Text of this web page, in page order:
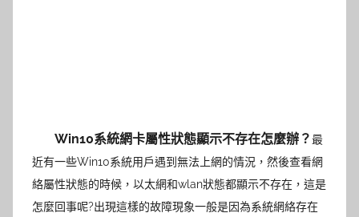
Win10系統網卡屬性狀態顯示不存在怎麼辦？最
近有一些Win10系統用戶遇到無法上網的情況，然後查看網
絡屬性狀態的時候，以太網和wlan狀態都顯示不存在，這是
怎麼回事呢?出現這樣的故障現象一般是因為系統網絡存在